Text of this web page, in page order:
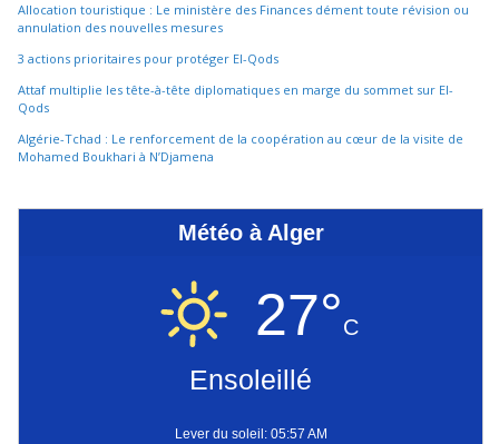
Allocation touristique : Le ministère des Finances dément toute révision ou
annulation des nouvelles mesures
3 actions prioritaires pour protéger El-Qods
Attaf multiplie les tête-à-tête diplomatiques en marge du sommet sur El-
Qods
Algérie-Tchad : Le renforcement de la coopération au cœur de la visite de
Mohamed Boukhari à N’Djamena
Météo à Alger
27°C
Ensoleillé
Lever du soleil: 05:57 AM